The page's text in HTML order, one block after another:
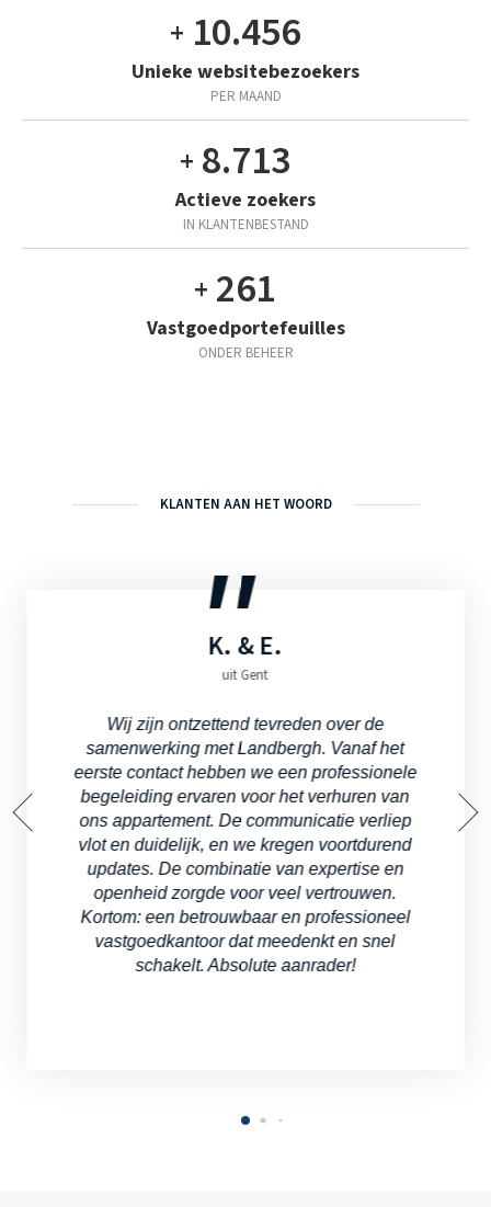
VERHUURD
Appartement in Deinze
Nieuwbouwappartement met één slaapkamer in Liv de Molens
VERHUURD
18.000
Unieke websitebezoekers
PER MAAND
15.000
Actieve zoekers
IN KLANTENBESTAND
450
Vastgoedportefeuilles
ONDER BEHEER
KLANTEN AAN HET WOORD
K. & E.
uit Gent
Wij zijn ontzettend tevreden over de
samenwerking met Landbergh. Vanaf het
eerste contact hebben we een professionele
begeleiding ervaren voor het verhuren van
ons appartement. De communicatie verliep
vlot en duidelijk, en we kregen voortdurend
updates. De combinatie van expertise en
openheid zorgde voor veel vertrouwen.
Kortom: een betrouwbaar en professioneel
vastgoedkantoor dat meedenkt en snel
schakelt. Absolute aanrader!